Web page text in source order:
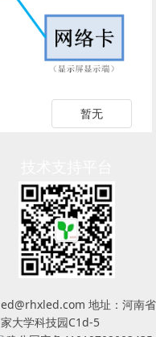
暂无
地址：河南省
大学科技园C1d-5